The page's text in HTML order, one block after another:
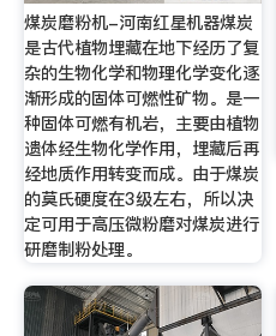
煤炭磨粉机-河南红星机器煤炭
是古代植物埋藏在地下经历了复
杂的生物化学和物理化学变化逐
渐形成的固体可燃性矿物。是一
种固体可燃有机岩，主要由植物
遗体经生物化学作用，埋藏后再
经地质作用转变而成。由于煤炭
的莫氏硬度在3级左右，所以决
定可用于高压微粉磨对煤炭进行
研磨制粉处理。